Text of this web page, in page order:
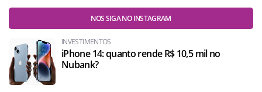
NOS SIGA NO INSTAGRAM
INVESTIMENTOS
iPhone 14: quanto rende R$ 10,5 mil no
Nubank?